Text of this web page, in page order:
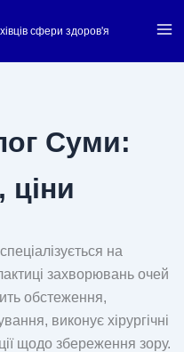
сфери здоров'я
Суми:
ціни
на
захворювань очей
обстеження,
виконує хірургічні
щодо збереження зору.